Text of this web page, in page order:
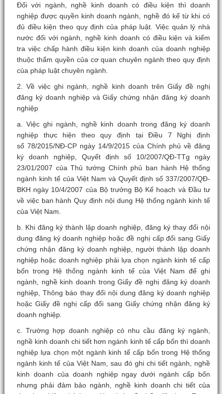
Đối với ngành, nghề kinh doanh có điều kiện thì doanh
nghiệp được quyền kinh doanh ngành, nghề đó kể từ khi có
đủ điều kiện theo quy định của pháp luật. Việc quản lý nhà
nước đối với ngành, nghề kinh doanh có điều kiện và kiểm
tra việc chấp hành điều kiện kinh doanh của doanh nghiệp
thuộc thẩm quyền của cơ quan chuyên ngành theo quy định
của pháp luật chuyên ngành.
2. Về việc ghi ngành, nghề kinh doanh trên Giấy đề nghị
đăng ký doanh nghiệp và Giấy chứng nhận đăng ký doanh
nghiệp
a. Việc ghi ngành, nghề kinh doanh trong đăng ký doanh
nghiệp thực hiện theo quy định tại Điều 7 Nghị định
số 78/2015/NĐ-CP ngày 14/9/2015 của Chính phủ về đăng
ký doanh nghiệp, Quyết định số 10/2007/QĐ-TTg ngày
23/01/2007 của Thủ tướng Chính phủ ban hành Hệ thống
ngành kinh tế của Việt Nam và Quyết định số 337/2007/QĐ-
BKH ngày 10/4/2007 của Bộ trưởng Bộ Kế hoạch và Đầu tư
về việc ban hành Quy định nội dung Hệ thống ngành kinh tế
của Việt Nam.
b. Khi đăng ký thành lập doanh nghiệp, đăng ký thay đổi nội
dung đăng ký doanh nghiệp hoặc đề nghị cấp đổi sang Giấy
chứng nhận đăng ký doanh nghiệp, người thành lập doanh
nghiệp hoặc doanh nghiệp phải lựa chọn ngành kinh tế cấp
bốn trong Hệ thống ngành kinh tế của Việt Nam để ghi
ngành, nghề kinh doanh trong Giấy đề nghị đăng ký doanh
nghiệp, Thông báo thay đổi nội dung đăng ký doanh nghiệp
hoặc Giấy đề nghị cấp đổi sang Giấy chứng nhận đăng ký
doanh nghiệp.
c. Trường hợp doanh nghiệp có nhu cầu đăng ký ngành,
nghề kinh doanh chi tiết hơn ngành kinh tế cấp bốn thì doanh
nghiệp lựa chọn một ngành kinh tế cấp bốn trong Hệ thống
ngành kinh tế của Việt Nam, sau đó ghi chi tiết ngành, nghề
kinh doanh của doanh nghiệp ngay dưới ngành cấp bốn
nhưng phải đảm bảo ngành, nghề kinh doanh chi tiết của